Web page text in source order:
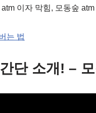
이자 막힘, 모동숲
는 법
단 소개! –